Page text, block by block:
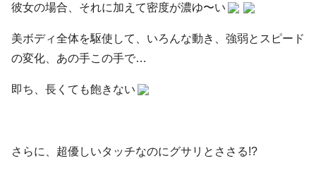
彼女の場合、それに加えて密度が濃ゆ〜い
美ボディ全体を駆使して、いろんな動き、強弱とスピード
の変化、あの手この手で…
即ち、長くても飽きない
さらに、超優しいタッチなのにグサリとささる!?